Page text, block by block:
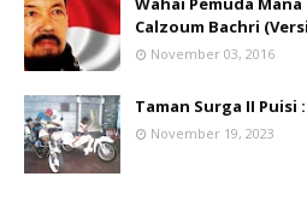
Calzoum Bachri
November 03, 2016
Taman Surga II Puisi
November 19, 2023